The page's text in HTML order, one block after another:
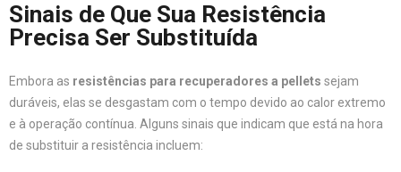
Sinais de Que Sua Resistência
Precisa Ser Substituída
Embora as resistências para recuperadores a pellets sejam
duráveis, elas se desgastam com o tempo devido ao calor extremo
e à operação contínua. Alguns sinais que indicam que está na hora
de substituir a resistência incluem: